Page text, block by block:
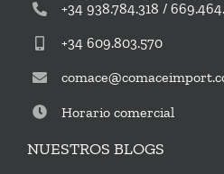
+34 938.784.318 /
+34 609.803.570
Horario comercial
NUESTROS BLOGS